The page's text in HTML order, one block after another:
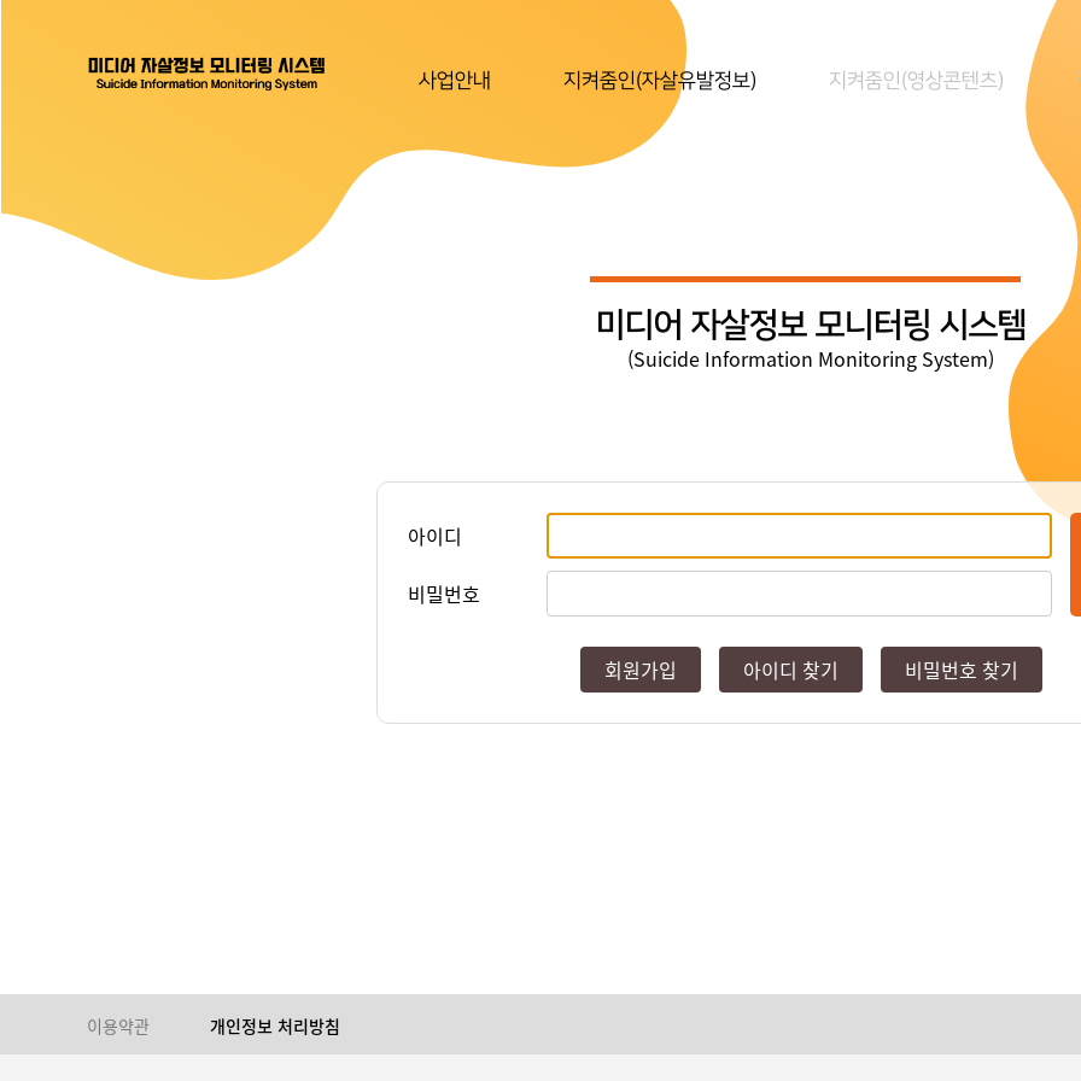
사업안내 지켜줌인(자살유발정보) 지켜줌인(영상콘텐츠)
미디어 자살정보 모니터링 시스템
(Suicide Information Monitoring System)
아이디
비밀번호
회원가입 아이디 찾기 비밀번호 찾기
이용약관 개인정보 처리방침